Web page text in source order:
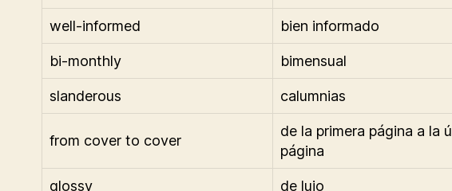
well-informed bien informado
bi-monthly bimensual
slanderous calumnias
from cover to cover
de la primera página a la
página
glossy de lujo